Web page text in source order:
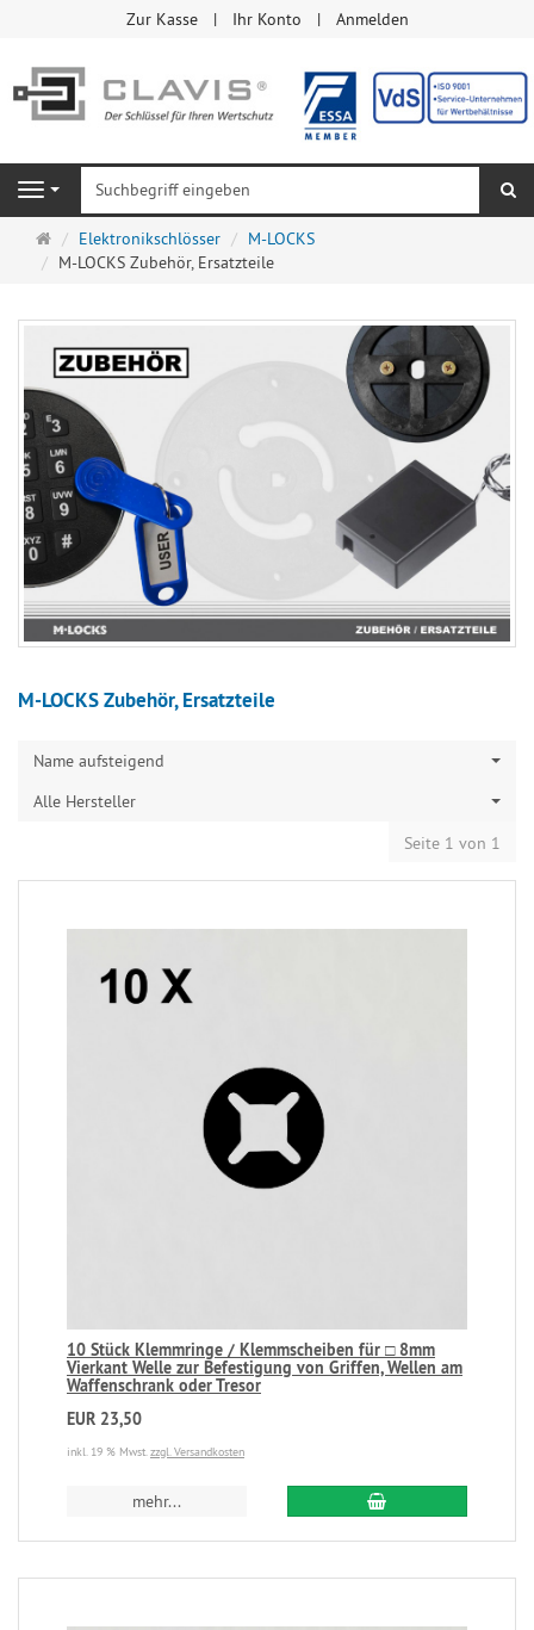
Zur Kasse Ihr Konto Anmelden
Navigation
Startseite
Elektronikschlösser
M-LOCKS
M-LOCKS Zubehör, Ersatzteile
M-LOCKS Zubehör, Ersatzteile
Name aufsteigend
Alle Hersteller
Seite 1 von 1
10 Stück Klemmringe / Klemmscheiben für □ 8mm
Vierkant Welle zur Befestigung von Griffen, Wellen am
Waffenschrank oder Tresor
EUR 23,50
inkl. 19 % Mwst.zzgl. Versandkosten
mehr...